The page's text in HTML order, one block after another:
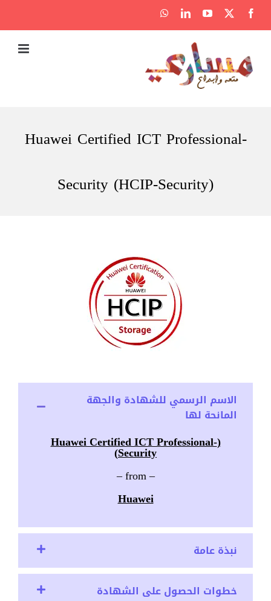
to
content
Facebook
X
YouTube
LinkedIn
WhatsApp
Huawei Certified ICT Professional-
Security (HCIP-Security)
الاسم الرسمي للشهادة والجهة
المانحة لها
(Huawei Certified ICT Professional-
Security
)
– from –
Huawei
نبذة عامة
خطوات الحصول على الشهادة